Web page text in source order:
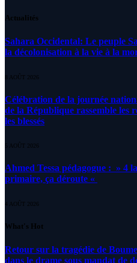
Actualités
Sahara Occidental: Le peuple
la décolonisation à la vie à la
8 AOÛT 2026
Célébration de la journée
de la République rassemble les
les blessés
5 AOÛT 2026
Ahmed Tessa pédagogue : » 4
primaire, ça déroute «
4 AOÛT 2026
What's Hot
Retour sur la tragédie de
dans le drame sous mandat de